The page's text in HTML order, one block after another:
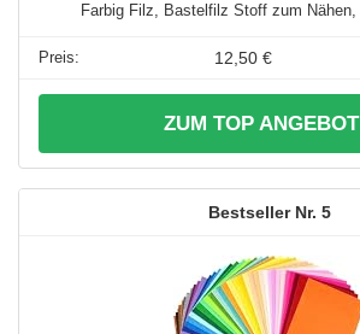
Farbig Filz, Bastelfilz Stoff zum
12,50 €
ZUM TOP
5